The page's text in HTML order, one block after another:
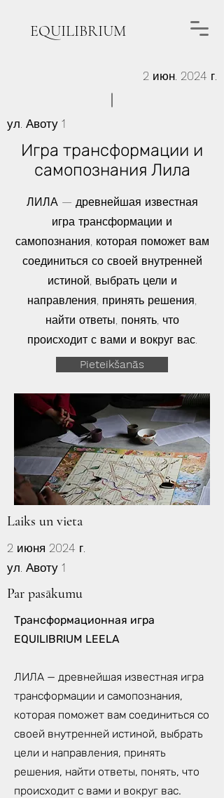
EQUILIBRIUM
2 июн. 2024 г.
ул. Авоту 1
Игра трансформации и
самопознания Лила
ЛИЛА — древнейшая известная
игра трансформации и
самопознания, которая поможет вам
соединиться со своей внутренней
истиной, выбрать цели и
направления, принять решения,
найти ответы, понять, что
происходит с вами и вокруг вас.
Pieteikšanās
Laiks un vieta
2 июня 2024 г.
ул. Авоту 1
Par pasākumu
Трансформационная игра
EQUILIBRIUM LEELA
ЛИЛА — древнейшая известная игра
трансформации и самопознания,
которая поможет вам соединиться со
своей внутренней истиной, выбрать
цели и направления, принять
решения, найти ответы, понять, что
происходит с вами и вокруг вас.